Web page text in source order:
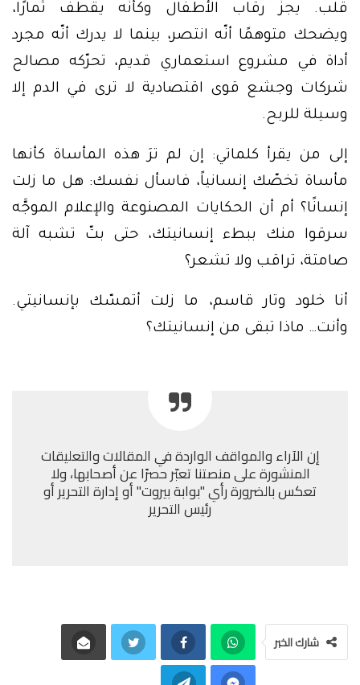
قلب. يجزّ رقاب الأطفال وكأنّه يقطف ثمارًا،
ويضحك متوهمًا أنّه انتصر، بينما لا يدرك أنّه مجرد
أداة في مشروع استعماري قديم، تحرّكه مصالح
شركات وجشع قوى اقتصادية لا ترى في الدم إلا
وسيلة للربح.
إلى من يقرأ كلماتي: إن لم ترَ هذه المأساة كأنها
مأساة تخصّك إنسانياً، فاسأل نفسك: هل ما زلت
إنسانًا؟ أم أن الحكايات المصنوعة والإعلام الموجَّه
سرقوا منك ببطء إنسانيتك، حتى بتّ تشبه آلة
صامتة، تراقب ولا تشعر؟
أنا خلود وتار قاسم، ما زلت أتمسّك بإنسانيتي.
وأنت… ماذا تبقى من إنسانيتك؟
إن الآراء والمواقف الواردة في المقالات والتعليقات
المنشورة على منصتنا تعبّر حصرًا عن أصحابها، ولا
تعكس بالضرورة رأي "بوابة بيروت" أو إدارة التحرير أو
رئيس التحرير
شارك الخبر